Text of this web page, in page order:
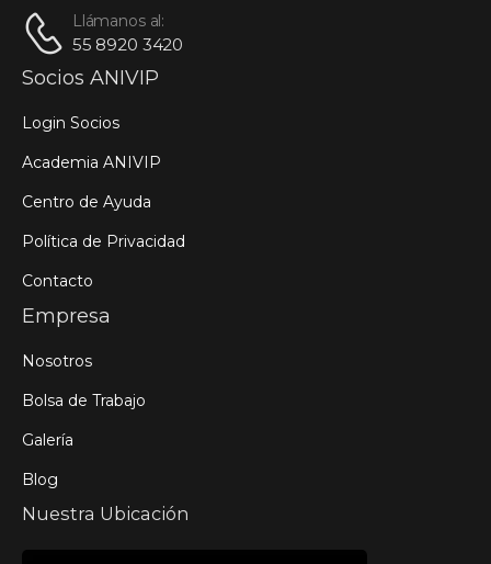
Llámanos al:
55 8920 3420
Socios ANIVIP
Login Socios
Academia ANIVIP
Centro de Ayuda
Política de Privacidad
Contacto
Empresa
Nosotros
Bolsa de Trabajo
Galería
Blog
Nuestra Ubicación